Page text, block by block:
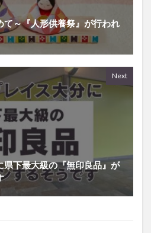
て～『人形供養祭』が行われ
Next
県下最大級の『無印良品』が